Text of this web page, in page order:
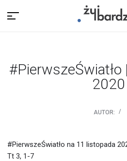
2020
AUTOR:
#PierwszeŚwiatło na 11 listopada
Tt 3, 1-7